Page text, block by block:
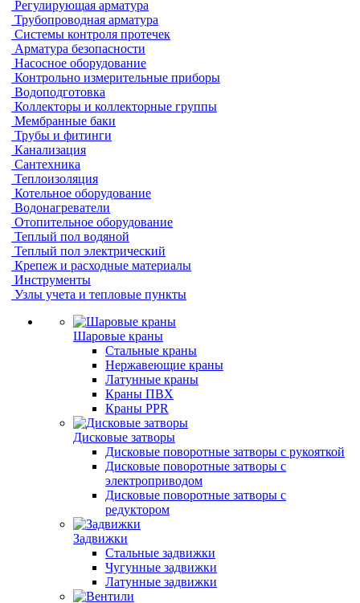
Регулирующая арматура
Трубопроводная арматура
Системы контроля протечек
Арматура безопасности
Насосное оборудование
Контрольно измерительные приборы
Водоподготовка
Коллекторы и коллекторные группы
Мембранные баки
Трубы и фитинги
Канализация
Сантехника
Теплоизоляция
Котельное оборудование
Водонагреватели
Отопительное оборудование
Теплый пол водяной
Теплый пол электрический
Крепеж и расходные материалы
Инструменты
Узлы учета и тепловые пункты
Шаровые краны
Стальные краны
Нержавеющие краны
Латунные краны
Краны ПВХ
Краны PPR
Дисковые затворы
Дисковые поворотные затворы с рукояткой
Дисковые поворотные затворы с
электроприводом
Дисковые поворотные затворы с
редуктором
Задвижки
Стальные задвижки
Чугунные задвижки
Латунные задвижки